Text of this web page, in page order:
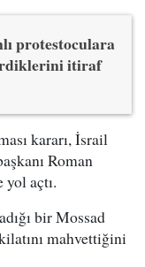
protestoculara
itiraf
kararı, İsrail
Roman
yol açtı.
bir Mossad
mahvettiğini